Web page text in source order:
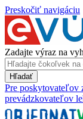
Preskočiť navigáciu
Zadajte výraz na
Hľadať
Pre poskytovateľov
prevádzkovateľov